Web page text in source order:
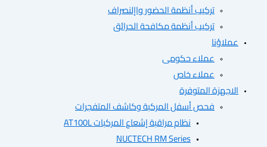
تركيب أنظمة الحضور واإلنصراف
تركيب أنظمة مكافحة الحرائق
عملاء حكومى
عملاء خاص
المتوفرة
فحص أسفل المركبة وكاشف المتفجرات
نظام مراقبة إشعاع المركبات AT100L
NUCTECH RM Series